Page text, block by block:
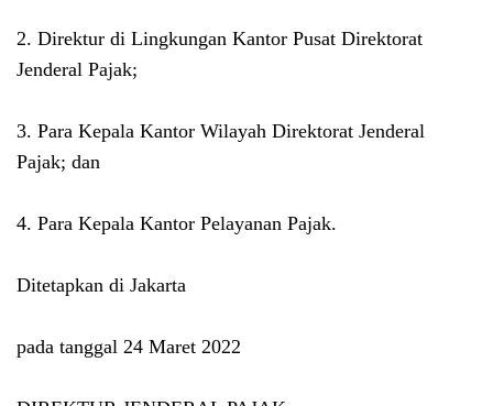
2. Direktur di Lingkungan Kantor Pusat Direktorat
Jenderal Pajak;
3. Para Kepala Kantor Wilayah Direktorat Jenderal
Pajak; dan
4. Para Kepala Kantor Pelayanan Pajak.
Ditetapkan di Jakarta
pada tanggal 24 Maret 2022